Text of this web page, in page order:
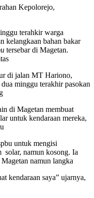
Kepolorejo,
terahkir warga
kelangkaan bahan bakar
tersebar di Magetan.
di jalan MT Hariono,
minggu terakhir pasokan
di Magetan membuat
untuk kendaraan mereka,
untuk mengisi
solar, namun kosong. Ia
namun langka
kendaraan saya” ujarnya,